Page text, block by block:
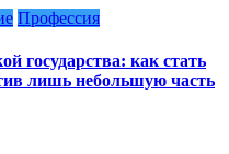
Профессия
государства: как стать
лишь небольшую часть